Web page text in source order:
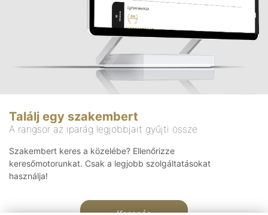
Találj egy szakembert
A rangsor az iparág legjobbjait gyűjti össze
Szakembert keres a közelébe? Ellenőrizze
keresőmotorunkat. Csak a legjobb szolgáltatásokat
használja!